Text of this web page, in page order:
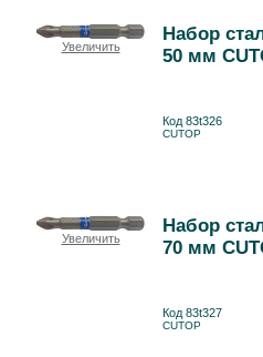
Увеличить
Набор
50 мм
Код 83t326
CUTOP
Увеличить
Набор
70 мм
Код 83t327
CUTOP